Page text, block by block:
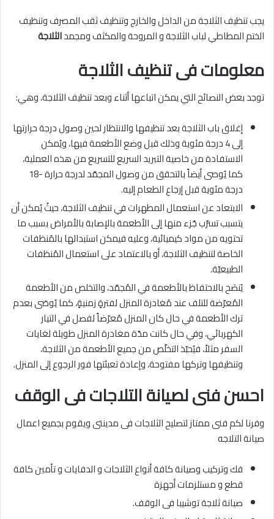
يجب تنظيف الثلاجة من الداخل والخارج وتنظيف ثقب المصرف وتنظيف
الختم المطاطي لباب الثلاجة و المروحة والمكثف ومجمدالثلاجة
معلومات فى تنظيف الثلاجة
توجد بعض النصائح التي يمكن اتباعها أثناء وبعد تنظيف الثلاجة، وهي:
إغلاق باب الثلاجة بعد تنظيفها والانتظار لحين وصول درجة حرارتها
إلى 4 درجة مئوية وذلك قبل وضع الأطعمة فيها، ويُمكن
الاستفادة من خاصية التبريد السريع للتسريع من هذه العملية،
كما يُوصى أيضاً بالتحقق من وصول المجمّد لدرجة حرارة -18
درجة مئوية قبل إرجاع الطعام إليه.
الابتعاد عن استعمال المطهرات في تنظيف الثلاجة، حيثُ يُمكن أن
يتسبب تسرّب جُزء منها إلى الأطعمة بالإصابة بالأمراض بسبب ما
تحتويه من مواد كيميائية، وعليه فيمكن استبدالها بالمُنظفات
الخاصة لتنظيف الثلاجة، أو بالاعتماد على استعمال المُنظفات
الطبيعيّة.
يُنصَح بالاحتفاظ بالأطعمة في المُجمّد، والتخلص من الأطعمة
المُعرّضة للتلف عند مُغادرة المنزل لفترةٍ زمنيةٍ، كما يُوصَى بعدم
ترك الأطعمة في حال كان المنزل مُعرّضاً لفصل في التيار
الكهربائي، وفي حال كانت مدّة مغادرة المنزل طويلة لغايات
السفر مثلاً، فيُحبّذ التخلّص من جميع الأطعمة من الثلاجة،
وتنظيفها وتركها مفتوحة، وإعادة تعبئتها فور الرجوع إلى المنزل.
احسن فنى لصيانة التلاجات فى الوقف
وفرنا لكم فنى ممتاز لتصليح الثلاجات فى مدينتى ويقوم بجميع اعمال
صيانة التلاجه
فك وتركيب وصيانة كافة أنواع الثلاجات و الدفايات و تأمين كافة
قطع و مستلزمات أجهزة
صيانة ثلاجة توشيبا فى الوقف.